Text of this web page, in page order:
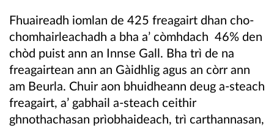
Fhuaireadh iomlan de 425 freagairt dhan cho-
chomhairleachadh a bha a’ còmhdach 46% den
chòd puist ann an Innse Gall. Bha trì de na
freagairtean ann an Gàidhlig agus an còrr ann
am Beurla. Chuir aon bhuidheann deug a-steach
freagairt, a’ gabhail a-steach ceithir
ghnothachasan prìobhaideach, trì carthannasan,